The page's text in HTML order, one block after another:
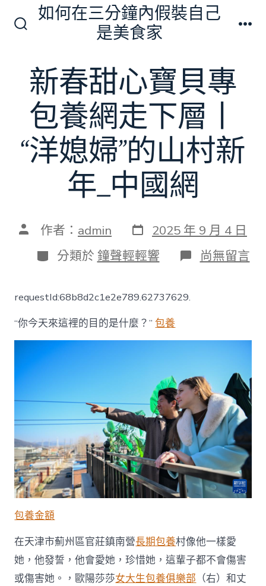
換
開
關
如何在三分鐘內假裝自己
是美食家
新春甜心寶貝專
包養網走下層丨
“洋媳婦”的山村新
年_中國網
文 作者： admin 發
表
日
期
2025 年 9 月 4 日
分
類
分類於 鐘聲輕輕響 在
〈新
專
網
走
下
層
丨
“洋
媳
婦”
的
山
村
中
國
網〉
中
尚無留言
requestId:68b8d2c1e2e789.62737629.
“你今天來這裡的目的是什麼？”包養
包養金額
在天津市薊州區官莊鎮南營長期包養村像他一樣愛
她，他發誓，他會愛她，珍惜她，這輩子都不會傷害
或傷害她。，歐陽莎莎女大生包養俱樂部 （右）和丈